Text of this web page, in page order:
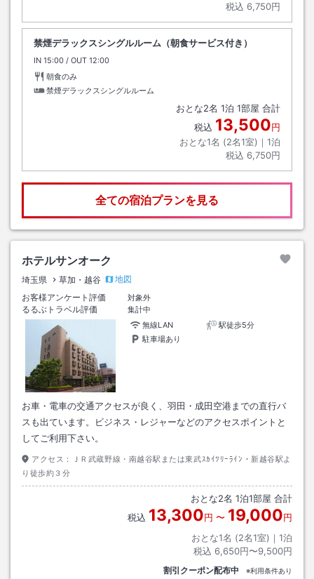
税込 6,750円
禁煙デラックスシングルルーム（朝食サービス付き）
IN チェックイン
15:00 / OUT チェックアウト
12:00
朝食のみ
禁煙デラックスシングルルーム
おとな2名 1泊 1部屋 合計
税込 13,500円
おとな1名 (2名1室)｜ 1泊
税込 6,750円
全ての宿泊プランを見る
ホテルサンオーク
埼玉県 草加・越谷
地図
お客様アンケート評価
対象外
るるぶトラベル評価
集計中
無線LAN
駅徒歩5分
駐車場あり
お車・電車の交通アクセスが良く、羽田・成田空港までの直行バ
スも出ています。ビジネス・レジャーなどのアクセスポイントと
してご利用下さい。
アクセス：
ＪＲ武蔵野線・南越谷駅または東武ｽｶｲﾂﾘｰﾗｲﾝ・新越谷駅よ
り徒歩約３分
おとな2名 1泊1部屋 合計
税込 13,300円 〜 19,000円
おとな1名 (2名1室)｜ 1泊
税込 6,650円〜9,500円
割引クーポン配布中 ※利用条件あり